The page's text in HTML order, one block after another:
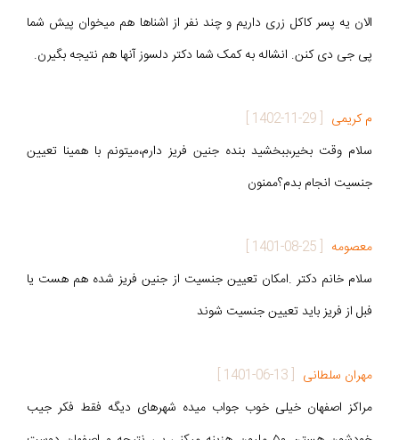
الان یه پسر کاکل زری داریم و چند نفر از اشناها هم میخوان پیش شما
پی جی دی کنن. انشاله به کمک شما دکتر دلسوز آنها هم نتیجه بگیرن.
م کریمی [
1402-11-29
]
سلام وقت بخیر،ببخشید بنده جنین فریز دارم،میتونم با همینا تعیین
جنسیت انجام بدم؟ممنون
معصومه [
1401-08-25
]
سلام خانم دکتر .امکان تعیین جنسیت از جنین فریز شده هم هست یا
فبل از فریز باید تعیین جنسیت شوند
مهران سلطانی [
1401-06-13
]
مراکز اصفهان خیلی خوب جواب میده شهرهای دیگه فقط فکر جیب